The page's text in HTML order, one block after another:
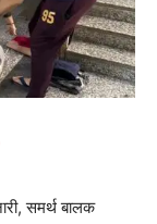
समर्थ बालक